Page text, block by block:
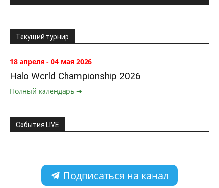
Текущий турнир
18 апреля - 04 мая 2026
Halo World Championship 2026
Полный календарь ➔
События LIVE
Подписаться на канал